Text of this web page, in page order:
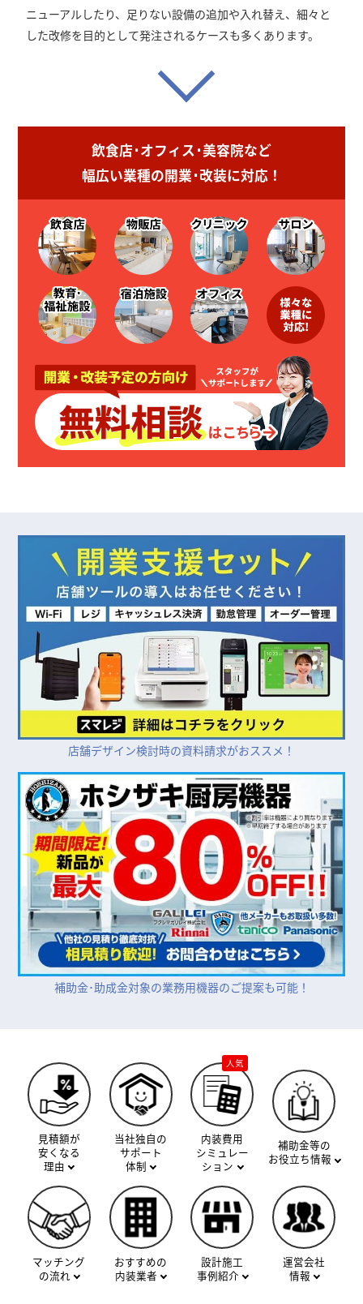
ニューアルしたり、足りない設備の追加や入れ替え、細々と
した改修を目的として発注されるケースも多くあります。
飲食店･オフィス･美容院など
幅広い業種の開業･改装に対応！
店舗デザイン検討時の資料請求がおススメ！
補助金･助成金対象の業務用機器のご提案も可能！
見積額が
安くなる
理由
当社独自の
サポート
体制
内装費用
シミュレー
ション
補助金等の
お役立ち情報
マッチング
の流れ
おすすめの
内装業者
設計施工
事例紹介
運営会社
情報